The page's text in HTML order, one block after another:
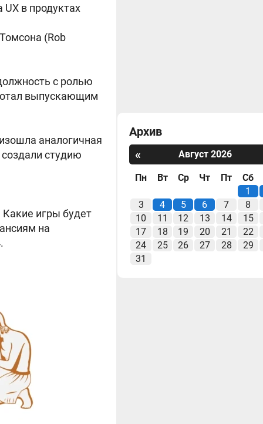
UX в продуктах
(Rob
с ролью
выпускающим
аналогичная
студию
Какие игры будет
на
Архив
«
Август 2026
Пн Вт Ср Чт Пт
Сб
1
3
4 5 6 7
8
10
11 12 13 14
15
17
18 19 20 21
22
24
25 26 27 28
29
31